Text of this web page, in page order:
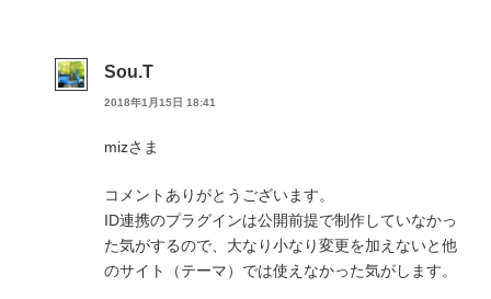
Sou.T
2018年1月15日 18:41
mizさま
コメントありがとうございます。
ID連携のプラグインは公開前提で制作していなかっ
た気がするので、大なり小なり変更を加えないと他
のサイト（テーマ）では使えなかった気がします。